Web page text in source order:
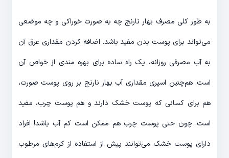
به طور کلی مصرف بهار نارنج چه به صورت خوراکی و چه موضعی
می‌تواند برای پوست بدن مفید باشد. اضافه کردن مقداری عرق آن
به آب مصرفی روزانه، یک راه ساده برای بهره مندی از خواص آن
است. هم‌چنین اسپری مقداری آب بهار نارنج بر روی پوست صورت،
هم برای کسانی که پوست خشک دارند و هم پوست چرب، مفید
است. چون حتی پوست چرب هم ممکن است کم آب باشد! افراد
دارای پوست خشک می‌توانند پیش از استفاده از کرم‌های مرطوب